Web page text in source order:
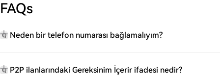
FAQs
Q Neden bir telefon numarası bağlamalıyım?
Q P2P ilanlarındaki Gereksinim İçerir ifadesi nedir?